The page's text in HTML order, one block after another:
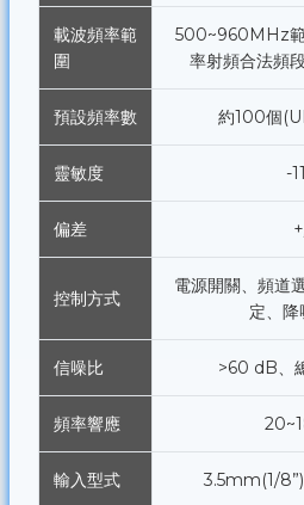
載波頻率範
圍
500~960MHz範
率射頻合法頻
預設頻率數 約100個
靈敏度 -
偏差
控制方式
電源開關、頻道
定、
信噪比 >60 dB、
頻率響應
輸入型式 3.5mm(1/